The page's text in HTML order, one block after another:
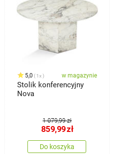
5,0 1x w magazynie
Stolik konferencyjny
Nova
1 079,99 zł
859,99zł
Do koszyka